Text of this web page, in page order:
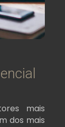
mais
dos mais